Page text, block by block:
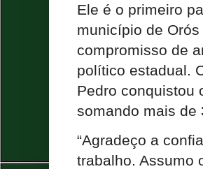
Ele é o primeiro
município de
compromisso de
político estadual.
Pedro conquistou
somando mais de
“Agradeço a
trabalho. Assumo